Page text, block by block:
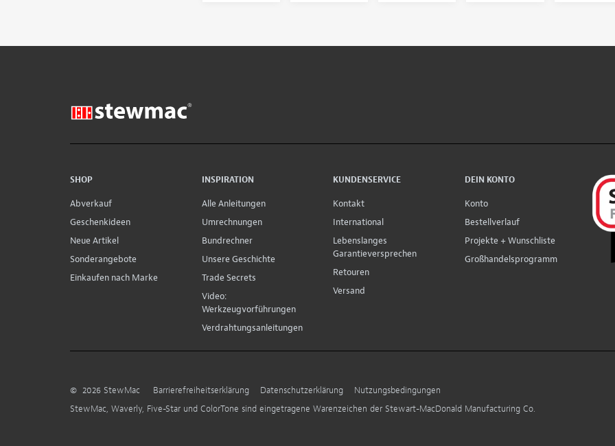
SHOP
Abverkauf
Geschenkideen
Neue Artikel
Sonderangebote
Einkaufen nach Marke
INSPIRATION
Alle Anleitungen
Umrechnungen
Bundrechner
Unsere Geschichte
Trade Secrets
Video:
Werkzeugvorführungen
Verdrahtungsanleitungen
KUNDENSERVICE
Kontakt
International
Lebenslanges
Garantieversprechen
Retouren
Versand
DEIN KONTO
Konto
Bestellverlauf
Projekte + Wunschliste
Großhandelsprogramm
© 2026 StewMac Barrierefreiheitserklärung Datenschutzerklärung
Nutzungsbedingungen
StewMac, Waverly, Five-Star und ColorTone sind eingetragene Warenzeichen der Stewart-MacDonald Manufacturing Co.